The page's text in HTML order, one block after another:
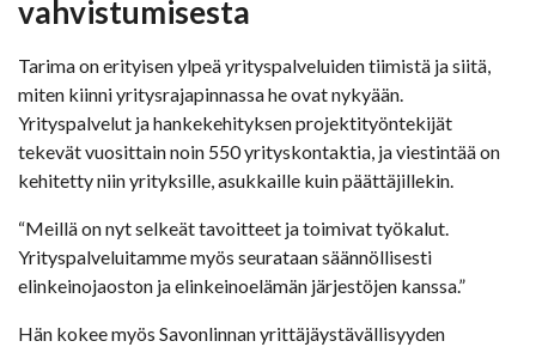
vahvistumisesta
Tarima on erityisen ylpeä yrityspalveluiden tiimistä ja siitä,
miten kiinni yritysrajapinnassa he ovat nykyään.
Yrityspalvelut ja hankekehityksen projektityöntekijät
tekevät vuosittain noin 550 yrityskontaktia, ja viestintää on
kehitetty niin yrityksille, asukkaille kuin päättäjillekin.
“Meillä on nyt selkeät tavoitteet ja toimivat työkalut.
Yrityspalveluitamme myös seurataan säännöllisesti
elinkeinojaoston ja elinkeinoelämän järjestöjen kanssa.”
Hän kokee myös Savonlinnan yrittäjäystävällisyyden